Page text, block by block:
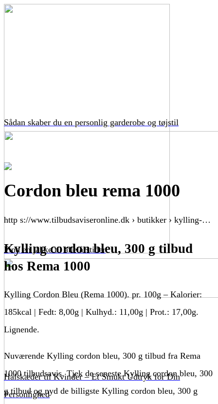
Sådan skaber du en personlig garderobe og tøjstil
Find en jakke til alle årstider
Halskæder til Kvinder – Et Smukt Udtryk for Din
Personlighed
Cordon bleu rema 1000
http s://www.tilbudsaviseronline.dk › butikker › kylling-…
Kylling cordon bleu, 300 g tilbud
hos Rema 1000
Kylling Cordon Bleu (Rema 1000). pr. 100g – Kalorier:
185kcal | Fedt: 8,00g | Kulhyd.: 11,00g | Prot.: 17,00g.
Lignende.
Nuværende Kylling cordon bleu, 300 g tilbud fra Rema
1000 tilbudsavis. Tjek de seneste Kylling cordon bleu, 300
g tilbud og nyd de billigste Kylling cordon bleu, 300 g